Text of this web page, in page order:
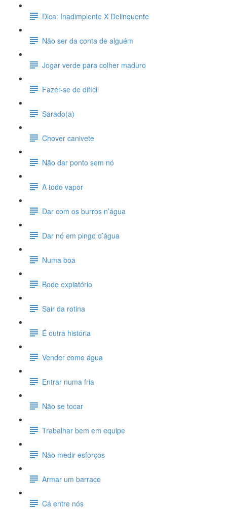
Dica: Inadimplente X Delinquente
Não ser da conta de alguém
Jogar verde para colher maduro
Fazer-se de difícil
Sarado(a)
Chover canivete
Não dar ponto sem nó
A todo vapor
Dar com os burros n’água
Dar nó em pingo d’água
Numa boa
Bode expiatório
Sair da rotina
É outra história
Vender como água
Entrar numa fria
Não se tocar
Trabalhar bem em equipe
Não medir esforços
Armar um barraco
Cá entre nós